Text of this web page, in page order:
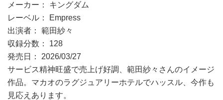
メーカー： キングダム
レーベル： Empress
出演者： 範田紗々
収録分数： 128
発売日： 2026/03/27
サービス精神旺盛で売上げ好調、範田紗々さんのイメージ
作品。マカオのラグジュアリーホテルでハッスル、今作も
見応えあります。